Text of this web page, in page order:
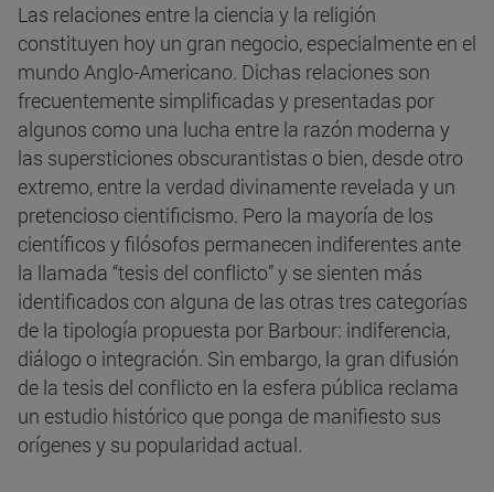
Las relaciones entre la ciencia y la religión
constituyen hoy un gran negocio, especialmente en el
mundo Anglo-Americano. Dichas relaciones son
frecuentemente simplificadas y presentadas por
algunos como una lucha entre la razón moderna y
las supersticiones obscurantistas o bien, desde otro
extremo, entre la verdad divinamente revelada y un
pretencioso cientificismo. Pero la mayoría de los
científicos y filósofos permanecen indiferentes ante
la llamada “tesis del conflicto” y se sienten más
identificados con alguna de las otras tres categorías
de la tipología propuesta por Barbour: indiferencia,
diálogo o integración. Sin embargo, la gran difusión
de la tesis del conflicto en la esfera pública reclama
un estudio histórico que ponga de manifiesto sus
orígenes y su popularidad actual.